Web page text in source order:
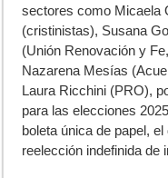
sectores como Micaela
(cristinistas), Susana
(Unión Renovación y
Nazarena Mesías
Laura Ricchini (PRO),
para las elecciones
boleta única de papel,
reelección indefinida de